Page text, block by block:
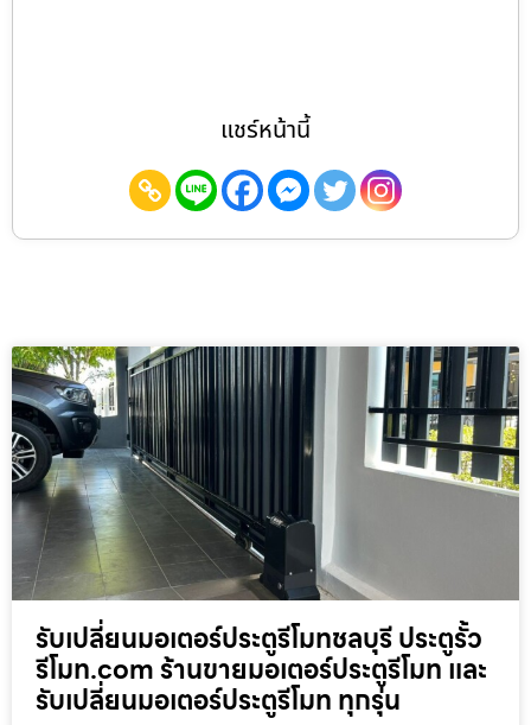
แชร์หน้านี้
รับเปลี่ยนมอเตอร์ประตูรีโมทชลบุรี ประตูรั้ว
รีโมท.com ร้านขายมอเตอร์ประตูรีโมท และ
รับเปลี่ยนมอเตอร์ประตูรีโมท ทุกรุ่น